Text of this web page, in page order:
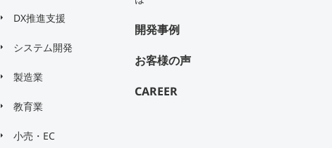
DX推進支援
システム開発
製造業
教育業
小売・EC
開発事例
お客様の声
CAREER